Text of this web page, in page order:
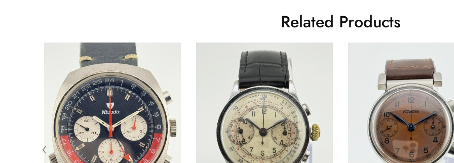
Related Products
‹